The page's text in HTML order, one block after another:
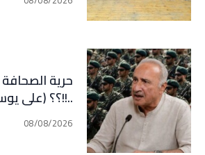
حرية
..!!؟؟ (علي يوسف)
08/08/2026